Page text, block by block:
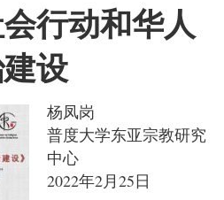
行动和华人
设
杨凤岗
普度大学东亚宗教研究
中心
2022年2月25日